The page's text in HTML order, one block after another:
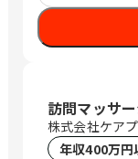
訪問マッサー
株式会社ケア
年収400万円